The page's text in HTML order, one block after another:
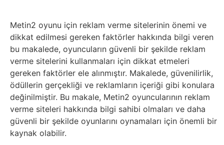
Gezi
Gizem
Grafik
&
Tasarım
Metin2 oyunu için reklam verme sitelerinin önemi ve
dikkat edilmesi gereken faktörler hakkında bilgi veren
bu makalede, oyuncuların güvenli bir şekilde reklam
verme sitelerini kullanmaları için dikkat etmeleri
gereken faktörler ele alınmıştır. Makalede, güvenilirlik,
ödüllerin gerçekliği ve reklamların içeriği gibi konulara
değinilmiştir. Bu makale, Metin2 oyuncularının reklam
verme siteleri hakkında bilgi sahibi olmaları ve daha
güvenli bir şekilde oyunlarını oynamaları için önemli bir
kaynak olabilir.